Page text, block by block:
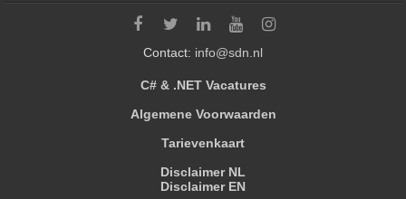
Contact: info@sdn.nl
C# & .NET Vacatures
Algemene Voorwaarden
Tarievenkaart
Disclaimer NL
Disclaimer EN